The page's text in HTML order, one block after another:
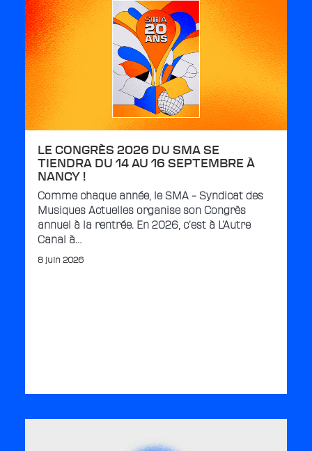
LE CONGRÈS 2026 DU SMA SE
TIENDRA DU 14 AU 16 SEPTEMBRE À
NANCY !
Comme chaque année, le SMA – Syndicat des
Musiques Actuelles organise son Congrès
annuel à la rentrée. En 2026, c’est à L’Autre
Canal à…
8 juin 2026